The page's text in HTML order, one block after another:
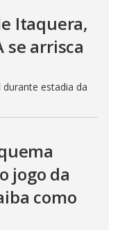
Itaquera,
se arrisca
estadia da
jogo da
como